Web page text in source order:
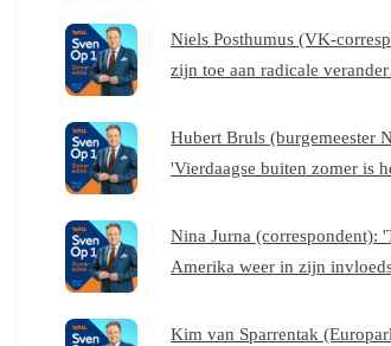
Niels Posthumus (VK-
zijn toe aan radicale
Hubert Bruls (burgemeester
'Vierdaagse buiten zomer is
Nina Jurna (correspondent):
Amerika weer in zijn
Kim van Sparrentak